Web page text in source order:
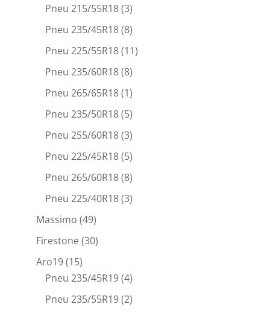
Pneu 215/55R18(3)
Pneu 235/45R18(8)
Pneu 225/55R18(11)
Pneu 235/60R18(8)
Pneu 265/65R18(1)
Pneu 235/50R18(5)
Pneu 255/60R18(3)
Pneu 225/45R18(5)
Pneu 265/60R18(8)
Pneu 225/40R18(3)
Massimo (49)
Firestone(30)
Aro19(15)
Pneu 235/45R19(4)
Pneu 235/55R19(2)